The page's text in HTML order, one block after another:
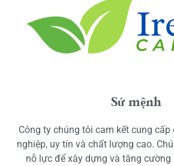
Sứ mệnh
Công ty chúng tôi cam kết cung cấp
nghiệp, uy tín và chất lượng cao.
nỗ lực để xây dựng và tăng